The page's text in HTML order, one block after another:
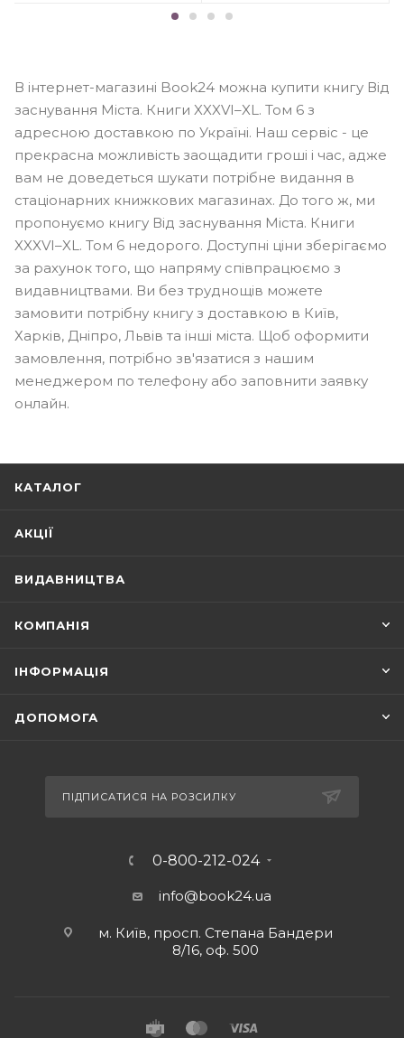
В інтернет-магазині Book24 можна купити книгу Від
заснування Міста. Книги XXXVI–XL. Том 6 з
адресною доставкою по Україні. Наш сервіс - це
прекрасна можливість заощадити гроші і час, адже
вам не доведеться шукати потрібне видання в
стаціонарних книжкових магазинах. До того ж, ми
пропонуємо книгу Від заснування Міста. Книги
XXXVI–XL. Том 6 недорого. Доступні ціни зберігаємо
за рахунок того, що напряму співпрацюємо з
видавництвами. Ви без труднощів можете
замовити потрібну книгу з доставкою в Київ,
Харків, Дніпро, Львів та інші міста. Щоб оформити
замовлення, потрібно зв'язатися з нашим
менеджером по телефону або заповнити заявку
онлайн.
КАТАЛОГ
АКЦІЇ
ВИДАВНИЦТВА
КОМПАНІЯ
ІНФОРМАЦІЯ
ДОПОМОГА
ПІДПИСАТИСЯ НА РОЗСИЛКУ
0-800-212-024
info@book24.ua
м. Київ, просп. Степана Бандери
8/16, оф. 500